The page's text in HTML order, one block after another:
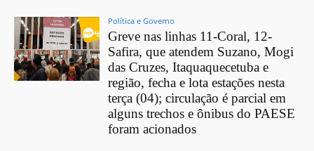
Política e Governo
Greve nas linhas 11-Coral, 12-
Safira, que atendem Suzano, Mogi
das Cruzes, Itaquaquecetuba e
região, fecha e lota estações nesta
terça (04); circulação é parcial em
alguns trechos e ônibus do PAESE
foram acionados